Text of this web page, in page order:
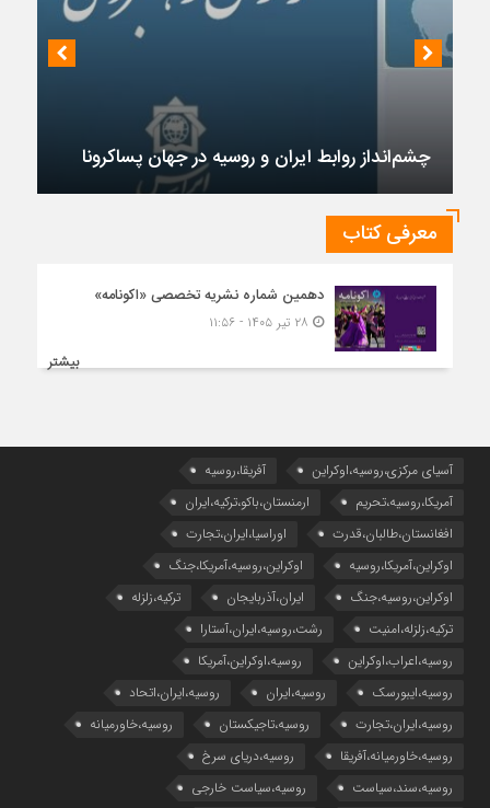
چشم‌انداز روابط ایران و روسیه در جهان پساکرونا
معرفی کتاب
دهمین شماره نشریه تخصصی «اکونامه»
بیشتر
آسیای مرکزی،روسیه،اوکراین
آفریقا،روسیه
آمریکا،روسیه،تحریم
ارمنستان،باکو،ترکیه،ایران
افغانستان،طالبان،قدرت
اوراسیا،ایران،تجارت
اوکراین،آمریکا،روسیه
اوکراین،روسیه،آمریکا،جنگ
اوکراین،روسیه،جنگ
ایران،آذربایجان
ترکیه،زلزله
ترکیه،زلزله،امنیت
رشت،روسیه،ایران،آستارا
روسیه،اعراب،اوکراین
روسیه،اوکراین،آمریکا
روسیه،ایبورسک
روسیه،ایران
روسیه،ایران،اتحاد
روسیه،ایران،تجارت
روسیه،تاجیکستان
روسیه،خاورمیانه
روسیه،خاورمیانه،آفریقا
روسیه،دریای سرخ
روسیه،سند،سیاست
روسیه،سیاست خارجی